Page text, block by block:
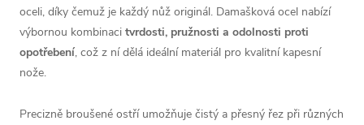
oceli, díky čemuž je každý nůž originál. Damašková ocel nabízí
výbornou kombinaci tvrdosti, pružnosti a odolnosti proti
opotřebení, což z ní dělá ideální materiál pro kvalitní kapesní
nože.
Precizně broušené ostří umožňuje čistý a přesný řez při různých